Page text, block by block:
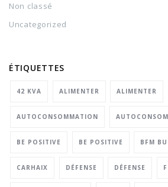
Non classé
Uncategorized
ÉTIQUETTES
42 KVA ALIMENTER ALIMENTER
AUTOCONSOMMATION
BE POSITIVE BE POSITIVE BFM
CARHAIX DÉFENSE DÉFENSE